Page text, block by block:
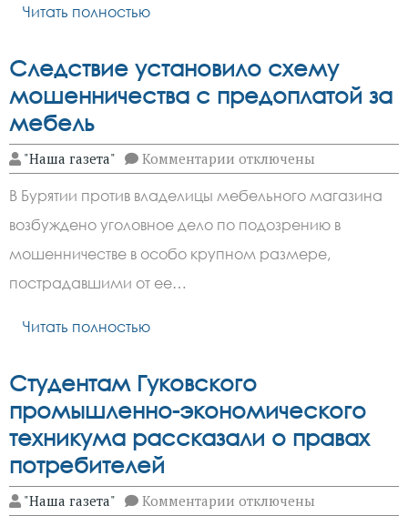
Читать полностью
Следствие установило схему
мошенничества с предоплатой за
мебель
"Наша газета" Комментарии к
записи
Следствие
установило
схему
мошенничества
с
предоплатой
отключены
В Бурятии против владелицы мебельного магазина
возбуждено уголовное дело по подозрению в
мошенничестве в особо крупном размере,
пострадавшими от ее…
Читать полностью
Студентам Гуковского
промышленно-экономического
техникума рассказали о правах
потребителей
"Наша газета" Комментарии котключены